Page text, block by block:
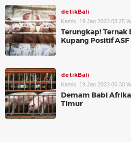
detikBali
Kamis, 19 Jan 2023 08:25
Terungkap! Ternak
Kupang Positif ASF
detikBali
Kamis, 19 Jan 2023 06:30
Demam Babi
Timur